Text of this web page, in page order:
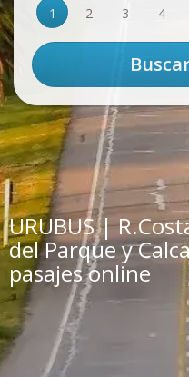
1
2 3 4
URUBUS |
del Parque y
pasajes online